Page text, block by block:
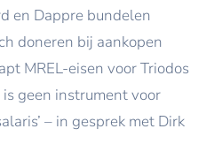
en Dappre bundelen
doneren bij aankopen
MREL-eisen voor Triodos
geen instrument voor
– in gesprek met Dirk